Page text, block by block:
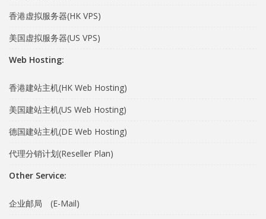
香港虚拟服务器(HK VPS)
美国虚拟服务器(US VPS)
Web Hosting:
香港建站主机(HK Web Hosting)
美国建站主机(US Web Hosting)
德国建站主机(DE Web Hosting)
代理分销计划(Reseller Plan)
Other Service:
企业邮局 (E-Mail)